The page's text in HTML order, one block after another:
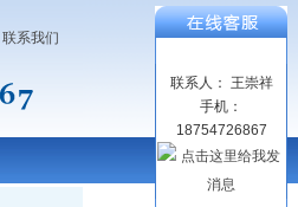
联系我们
联系人： 王崇祥
手机：
18754726867